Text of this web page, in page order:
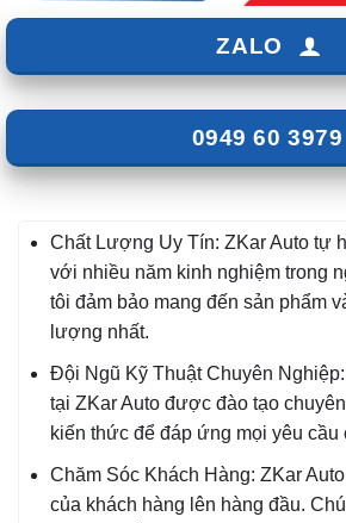
ZALO
0949 60 3979
Chất Lượng Uy Tín: ZKar Auto tự
với nhiều năm kinh nghiệm trong
tôi đảm bảo mang đến sản phẩm
lượng nhất.
Đội Ngũ Kỹ Thuật Chuyên
tại ZKar Auto được đào tạo
kiến thức để đáp ứng mọi yêu cầu
Chăm Sóc Khách Hàng: ZKar
của khách hàng lên hàng đầu.